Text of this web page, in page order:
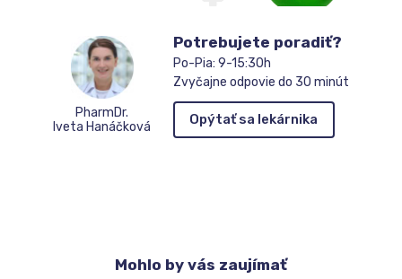
PharmDr.
Iveta Hanáčková
Potrebujete poradiť?
Po-Pia: 9-15:30h
Zvyčajne odpovie do 30 minút
Opýtať sa lekárnika
Mohlo by vás zaujímať